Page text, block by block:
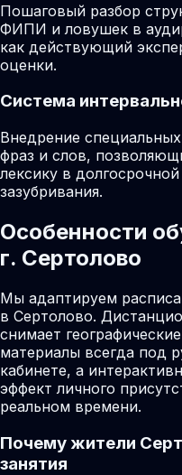
Пошаговый разбор
ФИПИ и ловушек в
как действующий
оценки.
Система
Внедрение
фраз и слов,
лексику в
зазубривания.
Особенности
г. Сертолово
Мы адаптируем
в Сертолово.
снимает
материалы всегда под
кабинете, а
эффект личного
реальном времени.
Почему жители
занятия